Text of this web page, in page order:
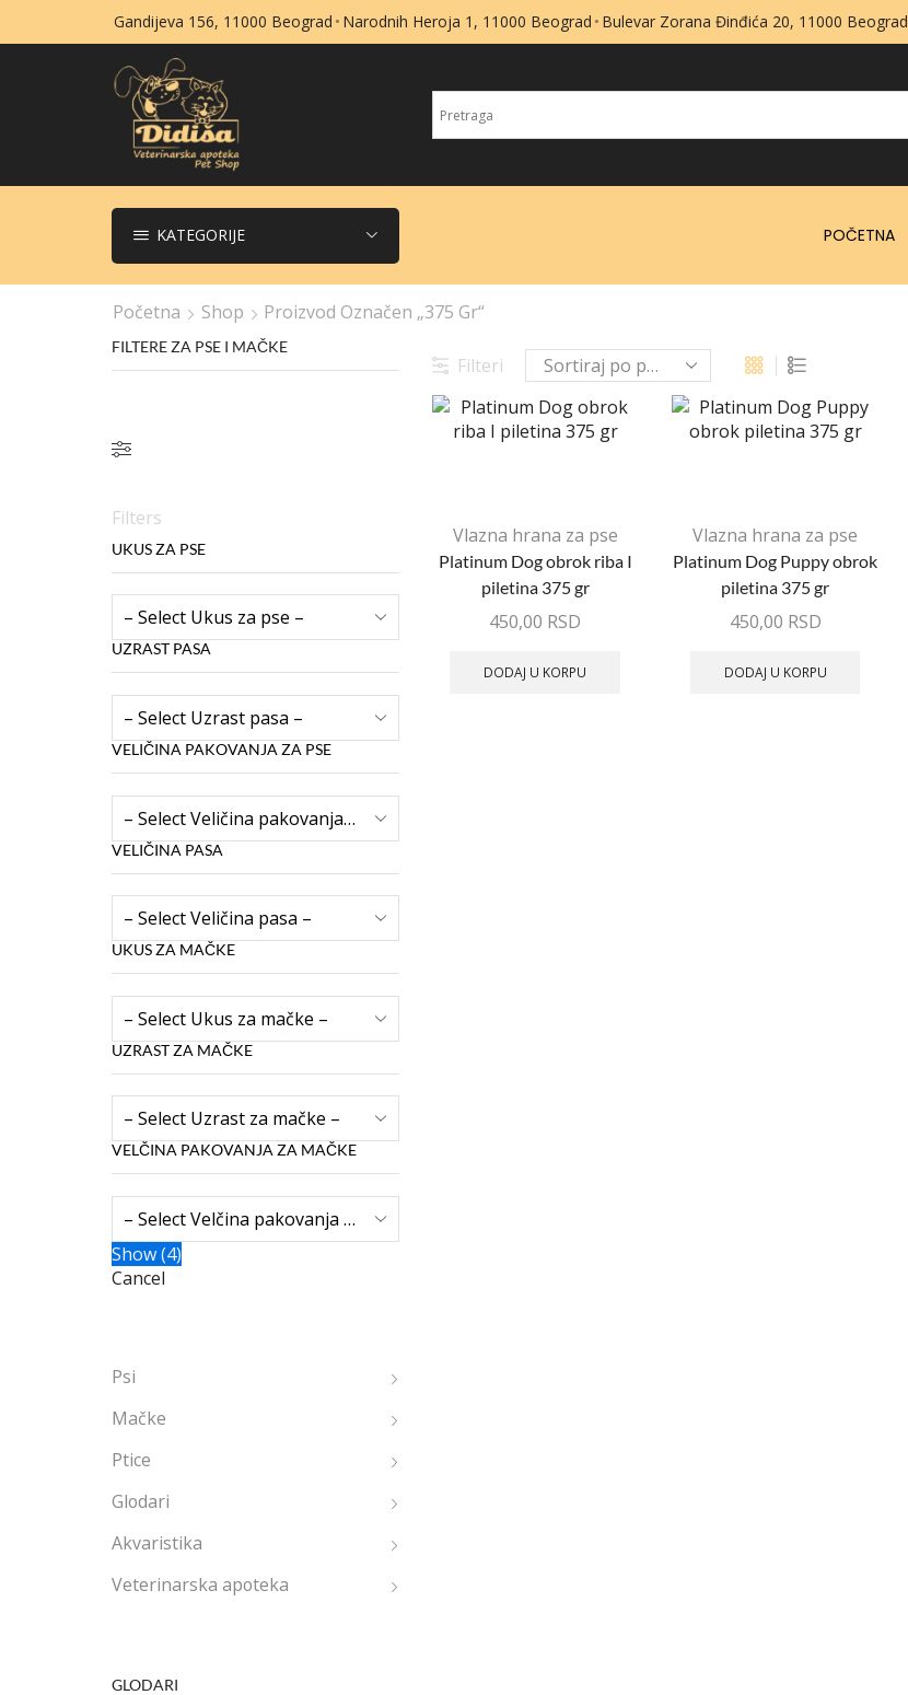
Gandijeva 156, 11000 Beograd Narodnih Heroja 1, 11000 Beograd Bulevar Zorana Đinđića 20, 11000 Beograd
KATEGORIJE POČETNA
Početna Shop Proizvod Označen „375 Gr“
Filteri
Vlazna hrana za pse
Platinum Dog obrok riba I
piletina 375 gr
450,00 RSD
DODAJ U KORPU
Vlazna hrana za pse
Platinum Dog Puppy obrok
piletina 375 gr
450,00 RSD
DODAJ U KORPU
FILTERE ZA PSE I MAČKE
Filters
UKUS ZA PSE
UZRAST PASA
VELIČINA PAKOVANJA ZA PSE
VELIČINA PASA
UKUS ZA MAČKE
UZRAST ZA MAČKE
VELČINA PAKOVANJA ZA MAČKE
Show(4)
Cancel
Psi
Mačke
Ptice
Glodari
Akvaristika
Veterinarska apoteka
GLODARI